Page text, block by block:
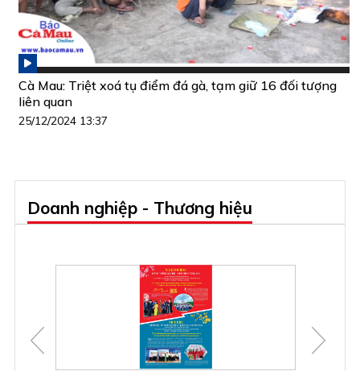
Cà Mau: Triệt xoá tụ điểm đá gà, tạm giữ 16 đối tượng
liên quan
25/12/2024 13:37
Doanh nghiệp - Thương hiệu